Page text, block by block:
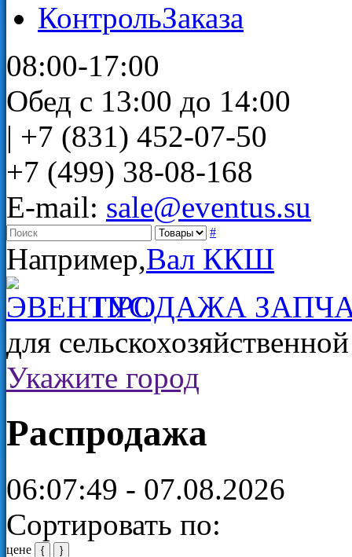
КонтрольЗаказа
08:00-17:00
Обед с 13:00 до 14:00
| +7 (831) 452-07-50
+7 (499) 38-08-168
E-mail: sale@eventus.su
#
Например,Вал ККШ
ПРОДАЖА
для
Укажите город
Распродажа
06:07:49 - 07.08.2026
Сортировать по:
цене { }